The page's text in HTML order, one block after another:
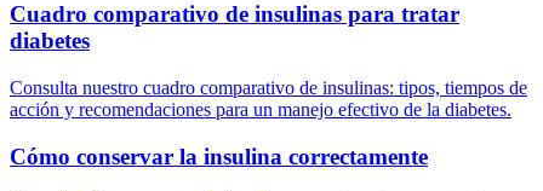
Cuadro comparativo de insulinas para tratar
diabetes
Consulta nuestro cuadro comparativo de insulinas: tipos, tiempos de
acción y recomendaciones para un manejo efectivo de la diabetes.
Cómo conservar la insulina correctamente